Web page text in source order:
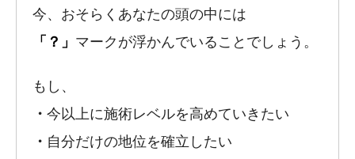
今、おそらくあなたの頭の中には
「？」 マークが浮かんでいることでしょう。
もし、
・ 今以上に施術レベルを高めていきたい
・ 自分だけの地位を確立したい